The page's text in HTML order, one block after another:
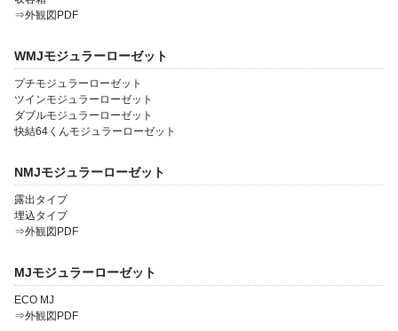
⇒外観図PDF
WMJモジュラーローゼット
プチモジュラーローゼット
ツインモジュラーローゼット
ダブルモジュラーローゼット
快結64くんモジュラーローゼット
NMJモジュラーローゼット
露出タイプ
埋込タイプ
⇒外観図PDF
MJモジュラーローゼット
ECO MJ
⇒外観図PDF